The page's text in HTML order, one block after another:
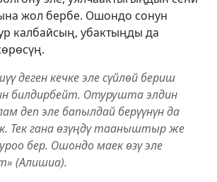
жол бербе. Ошондо сонун
калбайсың, убактыңды да
деген кечке эле сүйлөй бериш
билдирбейт. Отурушта элдин
деп эле бапылдай берүүнүн да
Тек гана өзүңдү тааныштыр же
бер. Ошондо маек өзү эле
(Алишиа).